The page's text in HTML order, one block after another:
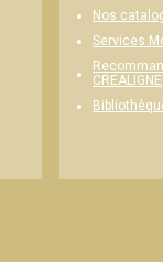
Nos
Services
CREALIGNE